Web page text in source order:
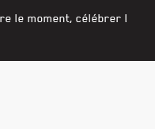
le moment, célébrer l